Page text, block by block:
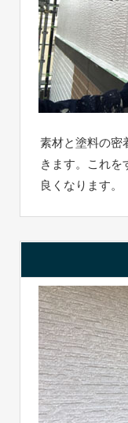
素材と塗料の密
きます。これを
良くなります。